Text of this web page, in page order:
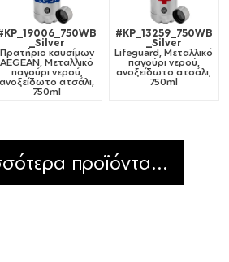
_Silver
Πρατήριο καυσίμων
AEGEAN, Μεταλλικό
παγούρι νερού,
ανοξείδωτο ατσάλι,
750ml
#KP_13259_750WB
_Silver
Lifeguard, Μεταλλικό
παγούρι νερού,
ανοξείδωτο ατσάλι,
750ml
προϊόντα...